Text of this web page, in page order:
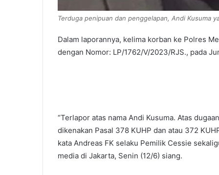
Terduga penipuan dan penggelapan, Andi Kusuma
Dalam laporannya, kelima korban ke Polres
dengan Nomor: LP/1762/V/2023/RJS., pada
“Terlapor atas nama Andi Kusuma. Atas
dikenakan Pasal 378 KUHP dan atau 372
kata Andreas FK selaku Pemilik Cessie
media di Jakarta, Senin (12/6) siang.